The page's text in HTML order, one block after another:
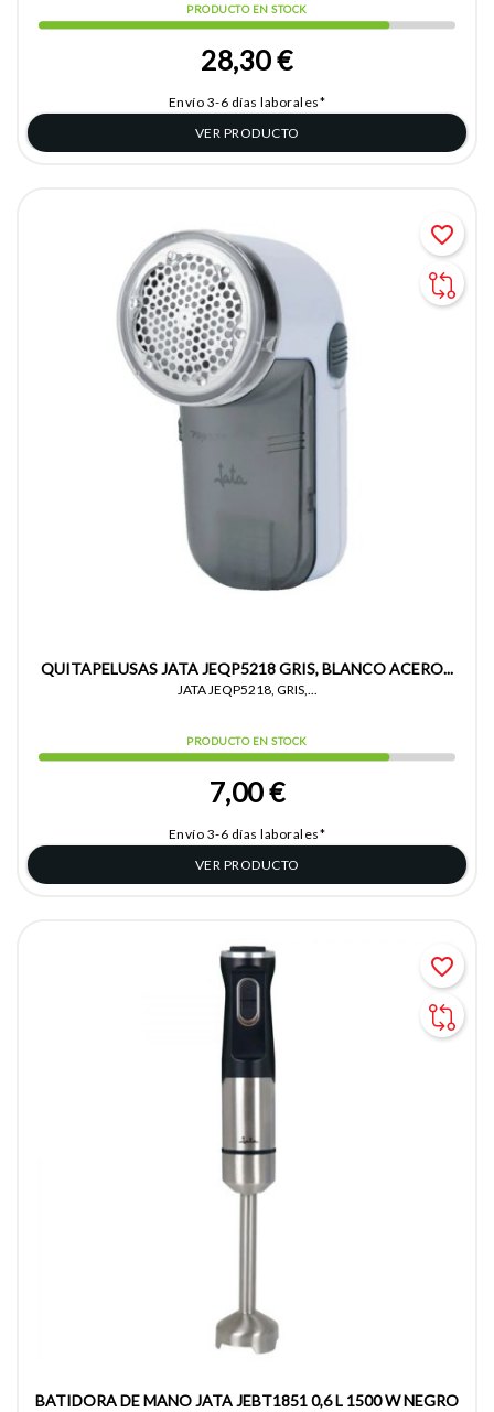
PRODUCTO EN STOCK
28,30 €
Envío 3-6 días laborales*
VER PRODUCTO
QUITAPELUSAS JATA JEQP5218 GRIS, BLANCO ACERO...
JATA JEQP5218, GRIS,...
PRODUCTO EN STOCK
7,00 €
Envío 3-6 días laborales*
VER PRODUCTO
favorite_border
BATIDORA DE MANO JATA JEBT1851 0,6 L 1500 W NEGRO
favorite_border